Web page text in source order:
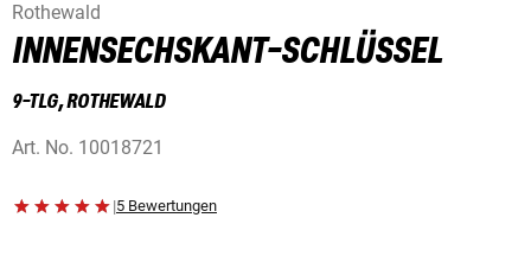
Rothewald
INNENSECHSKANT-SCHLÜSSEL
9-TLG, ROTHEWALD
Art. No. 10018721
|5 Bewertungen